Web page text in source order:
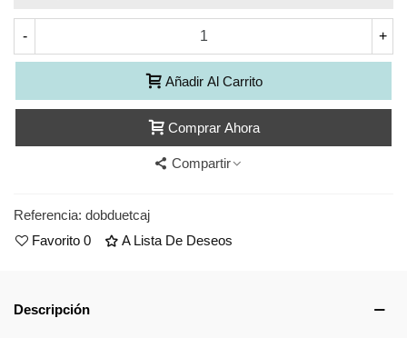
- +
Añadir Al Carrito
Comprar Ahora
Compartir
Referencia: dobduetcaj
Favorito 0 A Lista De Deseos
Descripción